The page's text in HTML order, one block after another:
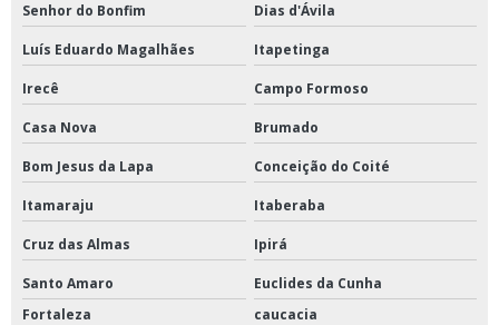
Senhor do Bonfim Dias d'Ávila
Luís Eduardo Magalhães Itapetinga
Irecê Campo Formoso
Casa Nova Brumado
Bom Jesus da Lapa Conceição do Coité
Itamaraju Itaberaba
Cruz das Almas Ipirá
Santo Amaro
Euclides da Cunha
Fortaleza
caucacia